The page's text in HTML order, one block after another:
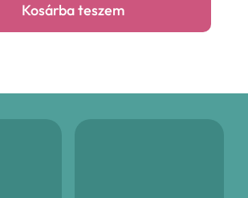
mennyiség
Kosárba teszem